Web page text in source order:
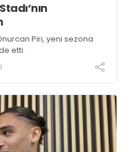
Piri, yeni sezona
etti.